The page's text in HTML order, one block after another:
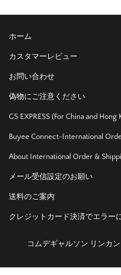
ホーム
カスタマーレビュー
お問い合わせ
偽物にご注意ください
GS EXPRESS (For China and
Buyee Connect-International
About International Order &
メール受信設定のお願い
送料のご案内
クレジットカード決済でエラー
コムデギャルソン リンカ